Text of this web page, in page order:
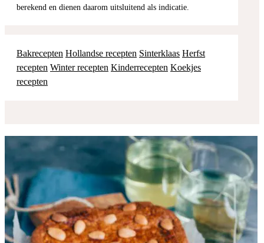
berekend en dienen daarom uitsluitend als indicatie.
Bakrecepten Hollandse recepten Sinterklaas Herfst
recepten Winter recepten Kinderrecepten Koekjes
recepten